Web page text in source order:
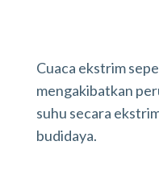
Cuaca ekstrim
mengakibatkan
suhu secara
budidaya.